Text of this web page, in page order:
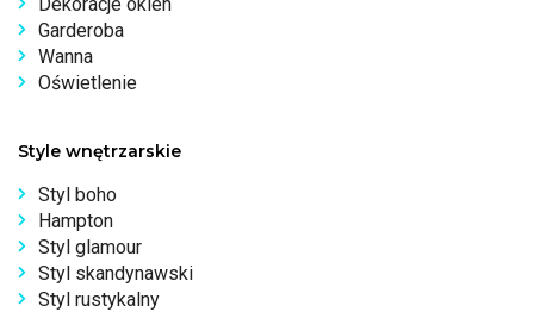
Garderoba
Wanna
Oświetlenie
Style wnętrzarskie
Styl boho
Hampton
Styl glamour
Styl skandynawski
Styl rustykalny